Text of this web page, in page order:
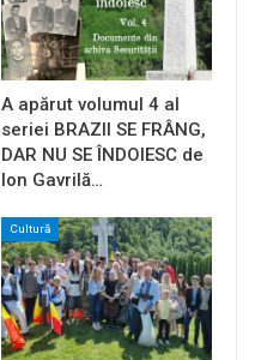
A apărut volumul 4 al
seriei BRAZII SE FRÂNG,
DAR NU SE ÎNDOIESC de
Ion Gavrilă…
Cultură